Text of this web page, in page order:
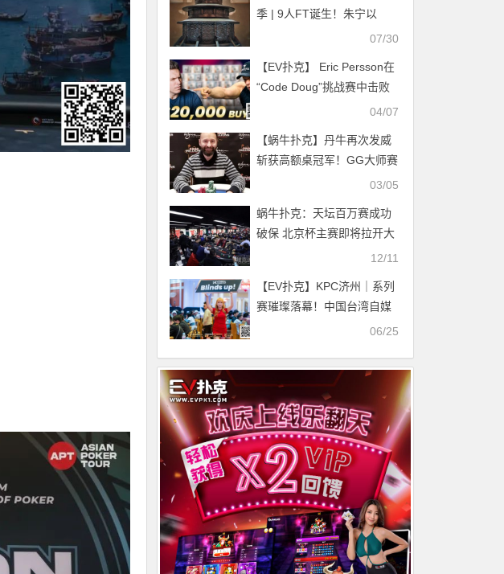
季 | 9人FT诞生！朱宁以
3805000记分牌成为CL!07/30
【EV扑克】 Eric Persson在
“Code Doug”挑战赛中击败
04/07
【蜗牛扑克】丹牛再次发威
斩获高额桌冠军！GG大师赛
03/05
蜗牛扑克：天坛百万赛成功
破保 北京杯主赛即将拉开大
12/11
【EV扑克】KPC济州｜系列
赛璀璨落幕！中国台湾自媒
体博主凌中唐短码逆袭斩夺
王岩峰拿下济州杯冠军！下
一届再续神话！
06/25